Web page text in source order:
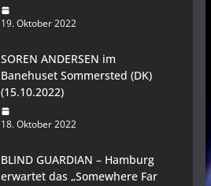
19. Oktober 2022
SOREN ANDERSEN im
Banehuset Sommersted (DK)
(15.10.2022)
18. Oktober 2022
BLIND GUARDIAN – Hamburg
erwartet das „Somewhere Far